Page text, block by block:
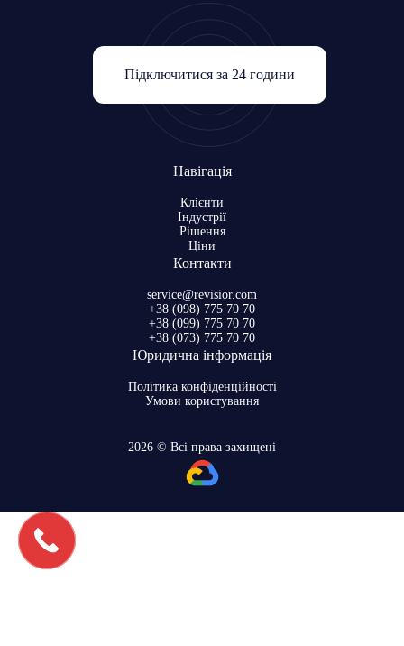
Навігація
Клієнти
Індустрії
Рішення
Ціни
Контакти
service@revisior.com
+38 (098) 775 70 70
+38 (099) 775 70 70
+38 (073) 775 70 70
Юридична інформація
Політика конфіденційності
Умови користування
Підключитися за 24 години
2026 © Всі права захищені